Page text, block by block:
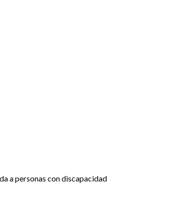
a personas con discapacidad